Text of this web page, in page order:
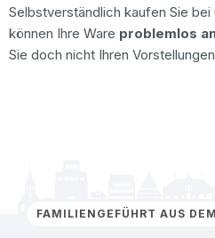
Selbstverständlich kaufen Sie bei
können Ihre Ware problemlos
Sie doch nicht Ihren
FAMILIENGEFÜHRT AUS